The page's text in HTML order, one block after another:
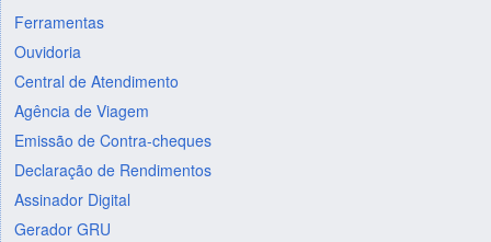
Ferramentas
Ouvidoria
Central de Atendimento
Agência de Viagem
Emissão de Contra-cheques
Declaração de Rendimentos
Assinador Digital
Gerador GRU